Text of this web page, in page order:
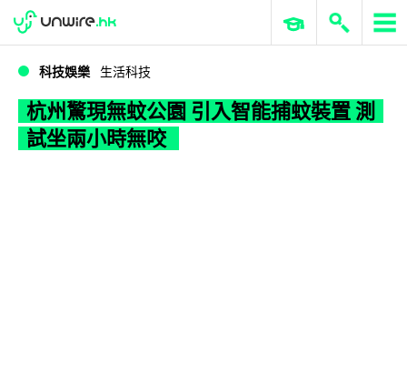
WWDC 2026 ERP 與商業 AI
科技娛樂 生活科技
杭州驚現無蚊公園 引入智能捕蚊裝置 測
試坐兩小時無咬